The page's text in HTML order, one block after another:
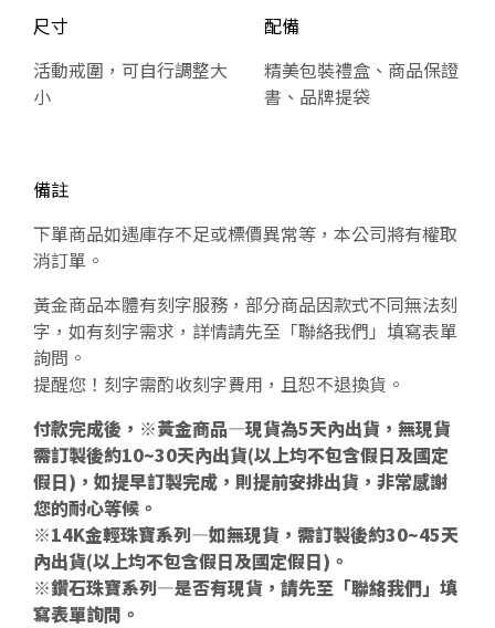
尺寸
活動戒圍，可自行調整大
小
配備
精美包裝禮盒、商品保證
書、品牌提袋
備註
下單商品如遇庫存不足或標價異常等，本公司將有權取
消訂單。
黃金商品本體有刻字服務，部分商品因款式不同無法刻
字，如有刻字需求，詳情請先至「聯絡我們」填寫表單
詢問。
提醒您！刻字需酌收刻字費用，且恕不退換貨。
付款完成後，※黃金商品—現貨為5天內出貨，無現貨
需訂製後約10~30天內出貨(以上均不包含假日及國定
假日)，如提早訂製完成，則提前安排出貨，非常感謝
您的耐心等候。
※14K金輕珠寶系列—如無現貨，需訂製後約30~45天
內出貨(以上均不包含假日及國定假日)。
※鑽石珠寶系列—是否有現貨，請先至「聯絡我們」填
寫表單詢問。